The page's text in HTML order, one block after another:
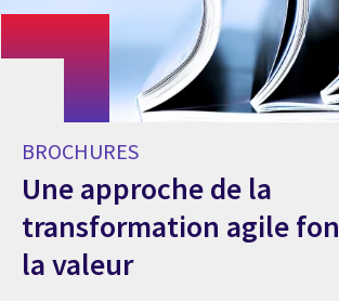
BROCHURES
Une approche de la
transformation agile
la valeur